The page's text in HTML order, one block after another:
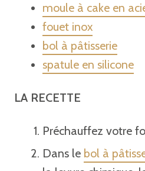
moule à cake en
fouet inox
bol à pâtisserie
spatule en silicone
LA RECETTE
Préchauffez votre
Dans le bol à